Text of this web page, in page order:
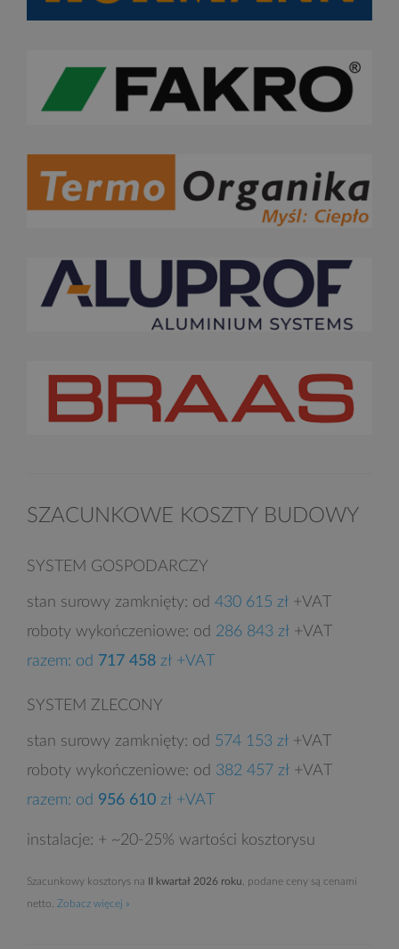
SZACUNKOWE KOSZTY BUDOWY
SYSTEM GOSPODARCZY
stan surowy zamknięty: od 430 615 zł +VAT
roboty wykończeniowe: od 286 843 zł +VAT
razem: od 717 458 zł +VAT
SYSTEM ZLECONY
stan surowy zamknięty: od 574 153 zł +VAT
roboty wykończeniowe: od 382 457 zł +VAT
razem: od 956 610 zł +VAT
instalacje: + ~20-25% wartości kosztorysu
Szacunkowy kosztorys na II kwartał 2026 roku, podane ceny są cenami
netto. Zobacz więcej »